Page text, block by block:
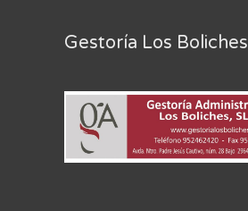
Gestoría Los Boliches